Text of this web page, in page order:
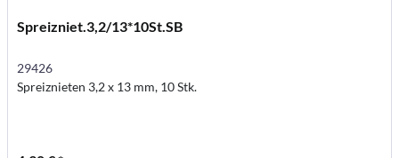
Spreizniet.3,2/13*10St.SB
29426
Spreiznieten 3,2 x 13 mm, 10 Stk.